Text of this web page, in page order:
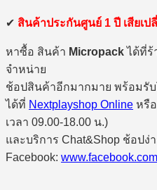
✔ สินค้าประกันศูนย์ 1 ปี เสียเป
หาซื้อ สินค้า Micropackได้ที่ร้
จำหน่าย
ช้อปสินค้าอีกมากมาย พร้อมรั
ได้ที่ Nextplayshop Online หรื
เวลา 09.00-18.00 น.)
และบริการ Chat&Shop ช้อปง่
Facebook: